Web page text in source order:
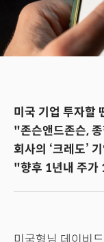
미국 기업 투자할
"존슨앤드존슨,
회사의 ‘크레도’
"향후 1년내 주가